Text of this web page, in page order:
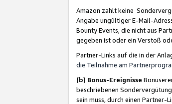
Amazon zahlt keine
Angabe ungültiger E-Mail-
Bounty Events, die nicht aus
gegeben ist oder ein Verstoß
Partner-Links auf die in der
die Teilnahme am
(b) Bonus-Ereignisse
beschriebenen
sein muss, durch einen Partner-